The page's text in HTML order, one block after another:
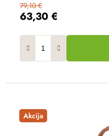
63,30 €
79,10 €
Akcija